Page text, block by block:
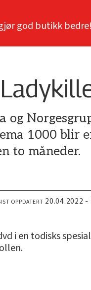
god butikk bedre!
og
1000 blir
to måneder.
OPPDATERT 20.04.2022
i en todisks